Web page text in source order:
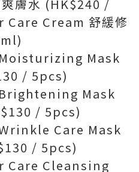
膚水 (HK$240 /
Cream 舒緩修
Mask
/ 5pcs)
Mask
/ 5pcs)
Care Mask
/ 5pcs)
Care Cleansing